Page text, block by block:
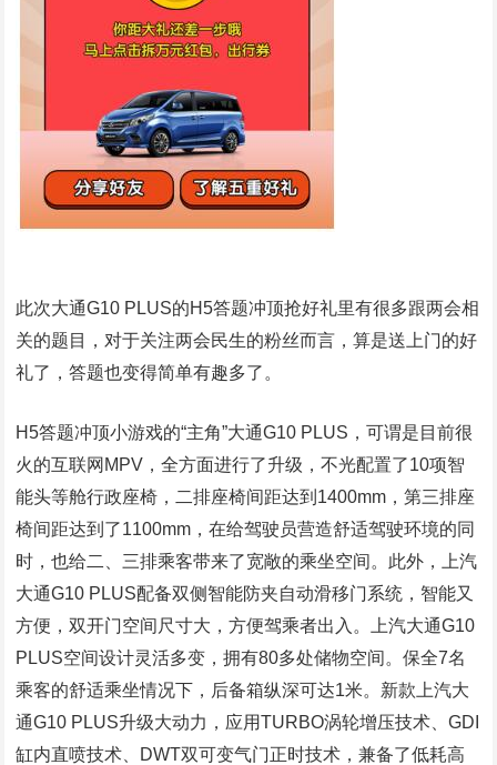
此次大通G10 PLUS的H5答题冲顶抢好礼里有很多跟两会相
关的题目，对于关注两会民生的粉丝而言，算是送上门的好
礼了，答题也变得简单有趣多了。
H5答题冲顶小游戏的“主角”大通G10 PLUS，可谓是目前很
火的互联网MPV，全方面进行了升级，不光配置了10项智
能头等舱行政座椅，二排座椅间距达到1400mm，第三排座
椅间距达到了1100mm，在给驾驶员营造舒适驾驶环境的同
时，也给二、三排乘客带来了宽敞的乘坐空间。此外，上汽
大通G10 PLUS配备双侧智能防夹自动滑移门系统，智能又
方便，双开门空间尺寸大，方便驾乘者出入。上汽大通G10
PLUS空间设计灵活多变，拥有80多处储物空间。保全7名
乘客的舒适乘坐情况下，后备箱纵深可达1米。新款上汽大
通G10 PLUS升级大动力，应用TURBO涡轮增压技术、GDI
缸内直喷技术、DWT双可变气门正时技术，兼备了低耗高